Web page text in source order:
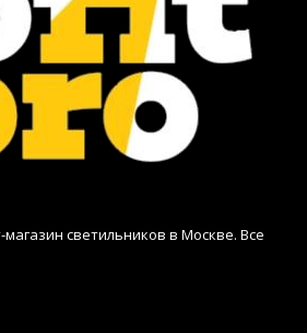
светильников в Москве. Все